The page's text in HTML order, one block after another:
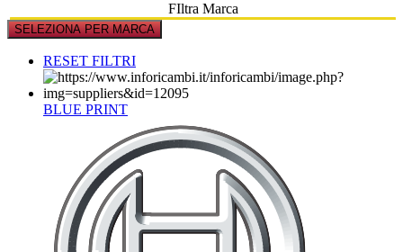
FIltra Marca
SELEZIONA PER MARCA
RESET FILTRI
BLUE PRINT